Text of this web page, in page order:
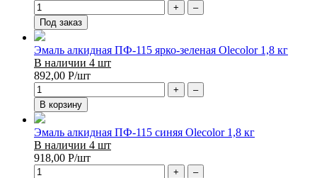
+
–
Под заказ
Эмаль алкидная ПФ-115 ярко-зеленая Olecolor 1,8 кг
В наличии 4 шт
892,00 Р/шт
+
–
В корзину
Эмаль алкидная ПФ-115 синяя Olecolor 1,8 кг
В наличии 4 шт
918,00 Р/шт
+
–